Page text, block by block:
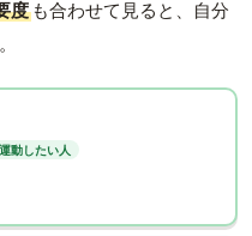
度 も合わせて見ると、自分
動したい人